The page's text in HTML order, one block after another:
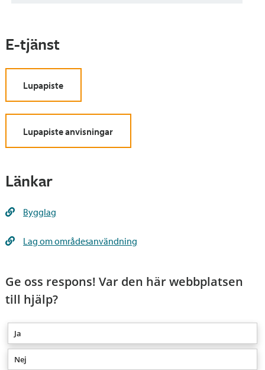
Betalningsinformation
Tjänsten är avgiftsbelagd
E-tjänst
Lupapiste
Lupapiste anvisningar
Länkar
Bygglag
Lag om områdesanvändning
Ge oss respons! Var den här webbplatsen
till hjälp?
Ja
Nej